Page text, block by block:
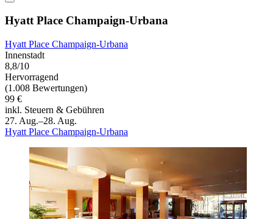
Hyatt Place Champaign-Urbana
Hyatt Place Champaign-Urbana
Innenstadt
8,8/10
Hervorragend
(1.008 Bewertungen)
99 €
inkl. Steuern & Gebühren
27. Aug.–28. Aug.
Hyatt Place Champaign-Urbana